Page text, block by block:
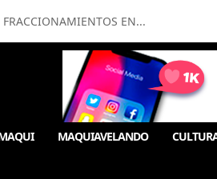
FRACCIONAMIENTOS EN...
MAQUIAVELANDO